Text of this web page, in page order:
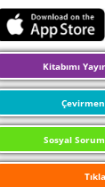
Kitabımı
Sosyal